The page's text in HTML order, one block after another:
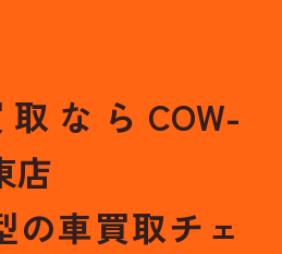
ならCOW-
店
の車買取チェ